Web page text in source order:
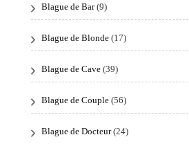
Blague de Bar(9)
Blague de Blonde (17)
Blague de Cave (39)
Blague de Couple (56)
Blague de Docteur(24)